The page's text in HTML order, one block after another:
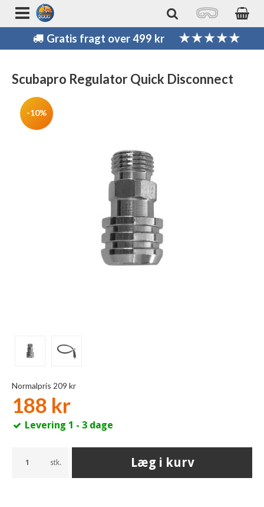
Gratis fragt over 499 kr
Scubapro Regulator Quick Disconnect
-10%
Normalpris 209 kr
188 kr
Levering 1 - 3 dage
stk. Læg i kurv